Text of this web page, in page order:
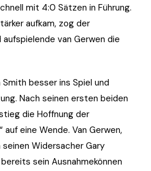
mit 4:0 Sätzen in Führung.
aufkam, zog der
van Gerwen die
besser ins Spiel und
Nach seinen ersten beiden
die Hoffnung der
auf eine Wende. Van Gerwen,
Widersacher Gary
sein Ausnahmekönnen